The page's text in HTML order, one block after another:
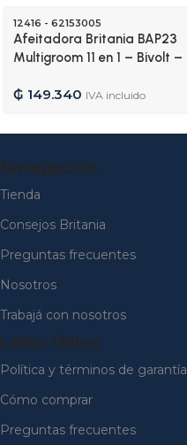
12416 - 62153005
Afeitadora Britania BAP23
Multigroom 11 en 1 – Bivolt –
₲ 149.340 IVA incluido
Navegación
Tienda
Consejos Britania
Preguntas frecuentes
Nosotros
Trabajá con nosotros
Links Útiles
Política y términos de garantía
Cómo comprar
Preguntas frecuentes